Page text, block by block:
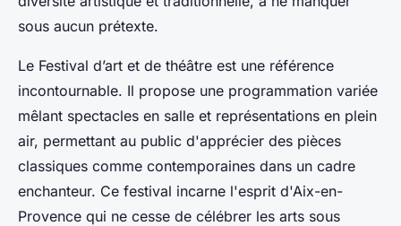
sous aucun prétexte.
Le Festival d’art et de théâtre est une référence
incontournable. Il propose une programmation variée
mêlant spectacles en salle et représentations en plein
air, permettant au public d'apprécier des pièces
classiques comme contemporaines dans un cadre
enchanteur. Ce festival incarne l'esprit d'Aix-en-
Provence qui ne cesse de célébrer les arts sous